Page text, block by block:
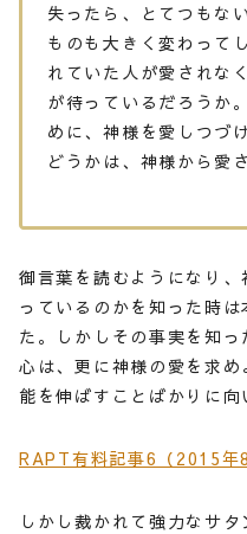
失ったら、とてつもな
ものも大きく変わって
れていた人が愛されな
が待っているだろうか
めに、神様を愛しつづ
どうかは、神様から愛
御言葉を読むようになり
っているのかを知った時
た。しかしその事実を知
心は、更に神様の愛を求
能を伸ばすことばかりに向
RAPT有料記事6（2015年
しかし裁かれて強力なサ